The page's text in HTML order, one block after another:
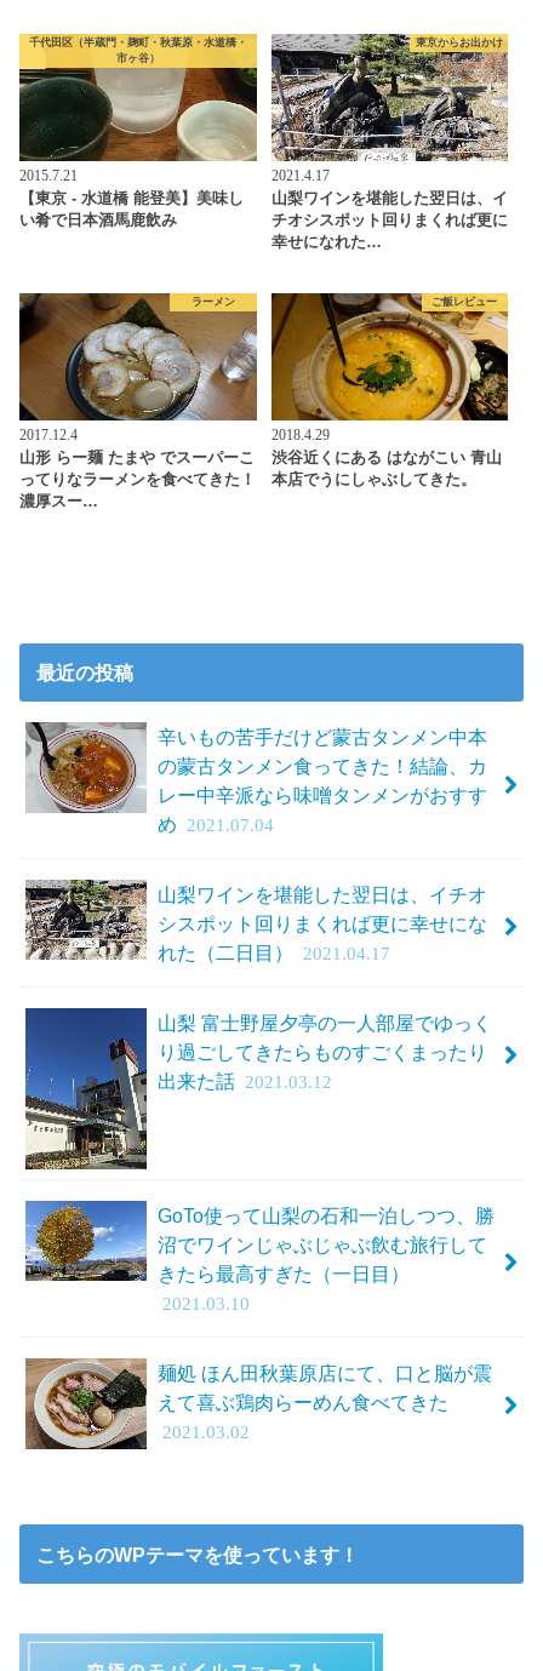
千代田区（半蔵門・麹町・秋葉原・水道橋・
市ヶ谷）
2015.7.21
【東京 - 水道橋 能登美】美味し
い肴で日本酒馬鹿飲み
東京からお出かけ
2021.4.17
山梨ワインを堪能した翌日は、イ
チオシスポット回りまくれば更に
幸せになれた…
ラーメン
2017.12.4
山形 らー麺 たまや でスーパーこ
ってりなラーメンを食べてきた！
濃厚スー…
ご飯レビュー
2018.4.29
渋谷近くにある はながこい 青山
本店でうにしゃぶしてきた。
最近の投稿
辛いもの苦手だけど蒙古タンメン中本
の蒙古タンメン食ってきた！結論、カ
レー中辛派なら味噌タンメンがおすす
め
2021.07.04
山梨ワインを堪能した翌日は、イチオ
シスポット回りまくれば更に幸せにな
れた（二日目）
2021.04.17
山梨 富士野屋夕亭の一人部屋でゆっく
り過ごしてきたらものすごくまったり
出来た話 2021.03.12
GoTo使って山梨の石和一泊しつつ、勝
沼でワインじゃぶじゃぶ飲む旅行して
きたら最高すぎた（一日目）
2021.03.10
麺処 ほん田秋葉原店にて、口と脳が震
えて喜ぶ鶏肉らーめん食べてきた
2021.03.02
こちらのWPテーマを使っています！